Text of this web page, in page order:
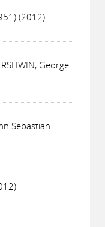
(2012)
George
Sebastian